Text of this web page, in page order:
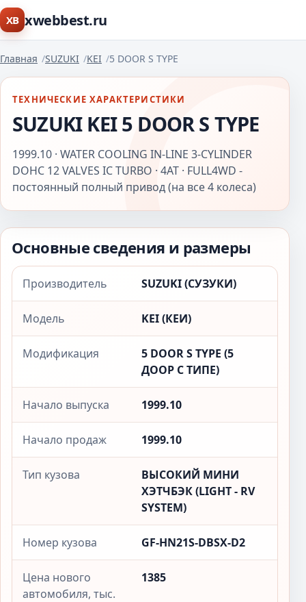
XB xwebbest.ru
Главная SUZUKI KEI 5 DOOR S TYPE
ТЕХНИЧЕСКИЕ ХАРАКТЕРИСТИКИ
SUZUKI KEI 5 DOOR S TYPE
1999.10 · WATER COOLING IN-LINE 3-CYLINDER
DOHC 12 VALVES IC TURBO · 4AT · FULL4WD -
постоянный полный привод (на все 4 колеса)
Основные сведения и размеры
Производитель SUZUKI (СУЗУКИ)
Модель KEI (КЕИ)
Модификация
5 DOOR S TYPE (5
ДООР С ТИПЕ)
Начало выпуска 1999.10
Начало продаж 1999.10
Тип кузова
ВЫСОКИЙ МИНИ
ХЭТЧБЭК (LIGHT - RV
SYSTEM)
Номер кузова GF-HN21S-DBSX-D2
Цена нового
автомобиля, тыс.
1385